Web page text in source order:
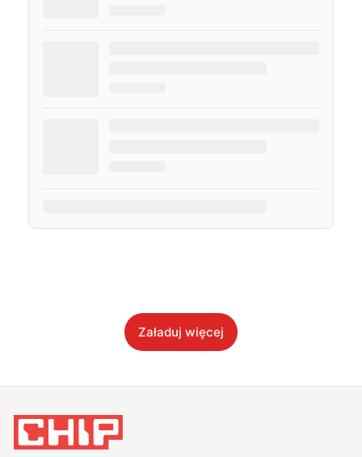
Załaduj więcej